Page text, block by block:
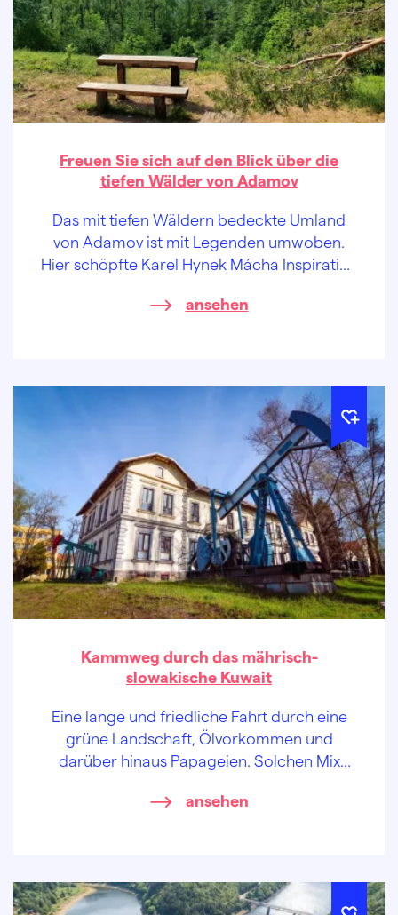
Freuen Sie sich auf den Blick über die
tiefen Wälder von Adamov
Das mit tiefen Wäldern bedeckte Umland
von Adamov ist mit Legenden umwoben.
Hier schöpfte Karel Hynek Mácha Inspiration
seine Fußstapfen, lassen Sie frische Luft in
ansehen
Kammweg durch das mährisch-
slowakische Kuwait
Eine lange und friedliche Fahrt durch eine
grüne Landschaft, Ölvorkommen und
darüber hinaus Papageien. Solchen Mix
Slowakei erleben!
ansehen